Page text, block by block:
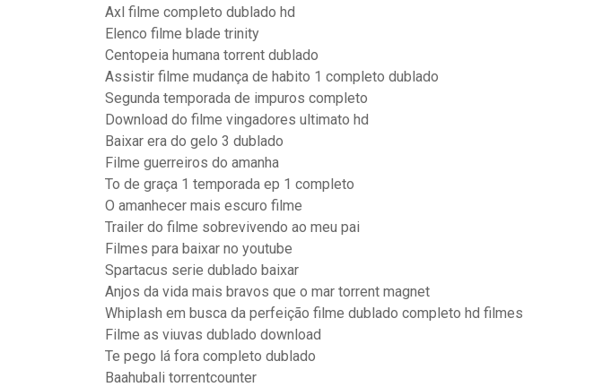
Axl filme completo dublado hd
Elenco filme blade trinity
Centopeia humana torrent dublado
Assistir filme mudança de habito 1 completo dublado
Segunda temporada de impuros completo
Download do filme vingadores ultimato hd
Baixar era do gelo 3 dublado
Filme guerreiros do amanha
To de graça 1 temporada ep 1 completo
O amanhecer mais escuro filme
Trailer do filme sobrevivendo ao meu pai
Filmes para baixar no youtube
Spartacus serie dublado baixar
Anjos da vida mais bravos que o mar torrent magnet
Whiplash em busca da perfeição filme dublado completo hd filmes
Filme as viuvas dublado download
Te pego lá fora completo dublado
Baahubali torrentcounter